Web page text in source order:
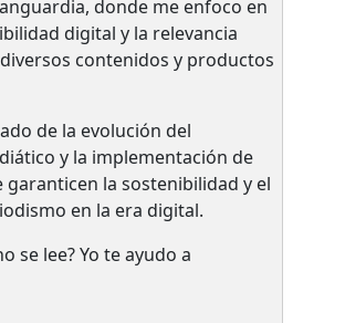
donde me enfoco en
digital y la relevancia
contenidos y productos
de la evolución del
y la implementación de
garanticen la sostenibilidad y el
en la era digital.
se lee? Yo te ayudo a